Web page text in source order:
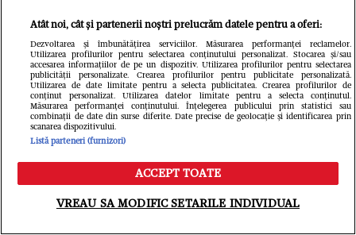
Citește în continuare
Meniu Caută
Atât noi, cât și partenerii noștri prelucrăm datele pentru a oferi:
Dezvoltarea și îmbunătățirea serviciilor. Măsurarea performanței reclamelor.
Utilizarea profilurilor pentru selectarea conținutului personalizat. Stocarea și/sau
accesarea informațiilor de pe un dispozitiv. Utilizarea profilurilor pentru selectarea
publicității personalizate. Crearea profilurilor pentru publicitate personalizată.
Utilizarea de date limitate pentru a selecta publicitatea. Crearea profilurilor de
conținut personalizat. Utilizarea datelor limitate pentru a selecta conținutul.
Măsurarea performanței conținutului. Înțelegerea publicului prin statistici sau
combinații de date din surse diferite. Date precise de geolocație și identificarea prin
scanarea dispozitivului.
Listă parteneri (furnizori)
ACCEPT TOATE
VREAU SA MODIFIC SETARILE INDIVIDUAL